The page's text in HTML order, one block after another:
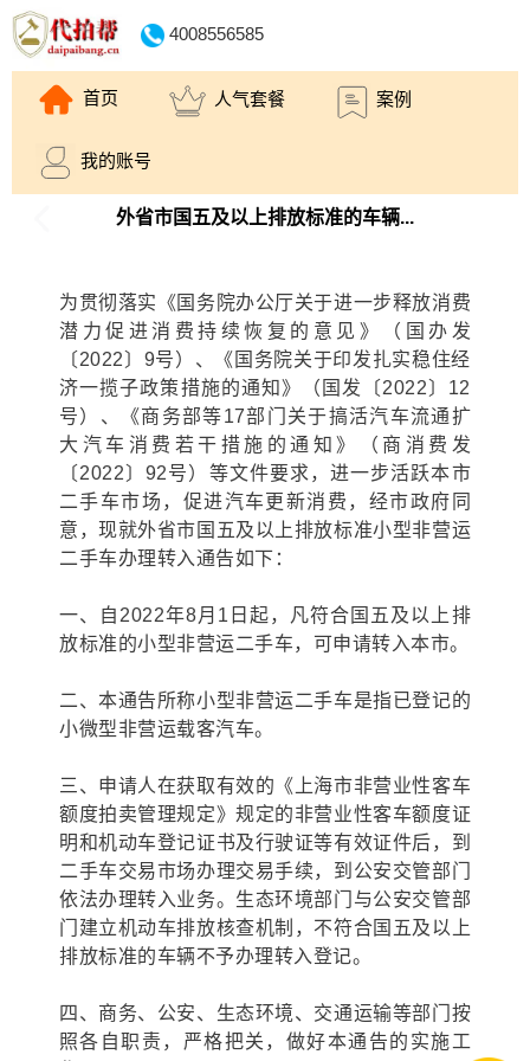
4008556585
首页 人气套餐 案例
我的账号
外省市国五及以上排放标准的车辆...
为贯彻落实《国务院办公厅关于进一步释放消费
潜力促进消费持续恢复的意见》（国办发
〔2022〕9号）、《国务院关于印发扎实稳住经
济一揽子政策措施的通知》（国发〔2022〕12
号）、《商务部等17部门关于搞活汽车流通扩
大汽车消费若干措施的通知》（商消费发
〔2022〕92号）等文件要求，进一步活跃本市
二手车市场，促进汽车更新消费，经市政府同
意，现就外省市国五及以上排放标准小型非营运
二手车办理转入通告如下：
一、自2022年8月1日起，凡符合国五及以上排
放标准的小型非营运二手车，可申请转入本市。
二、本通告所称小型非营运二手车是指已登记的
小微型非营运载客汽车。
三、申请人在获取有效的《上海市非营业性客车
额度拍卖管理规定》规定的非营业性客车额度证
明和机动车登记证书及行驶证等有效证件后，到
二手车交易市场办理交易手续，到公安交管部门
依法办理转入业务。生态环境部门与公安交管部
门建立机动车排放核查机制，不符合国五及以上
排放标准的车辆不予办理转入登记。
四、商务、公安、生态环境、交通运输等部门按
照各自职责，严格把关，做好本通告的实施工